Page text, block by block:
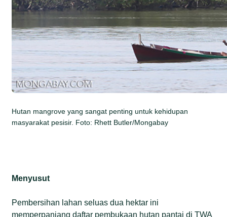
Hutan mangrove yang sangat penting untuk kehidupan
masyarakat pesisir. Foto: Rhett Butler/Mongabay
Menyusut
Pembersihan lahan seluas dua hektar ini
memperpanjang daftar pembukaan hutan pantai di TWA